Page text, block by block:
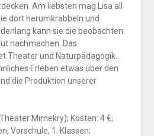
Am liebsten mag Lisa all
dort herumkrabbeln und
kann sie die beobachten
nachmachen. Das
Theater und Naturpädagogik.
Erleben etwas über den
die Produktion unserer
Mimekry); Kosten: 4 €;
Vorschule, 1. Klassen;